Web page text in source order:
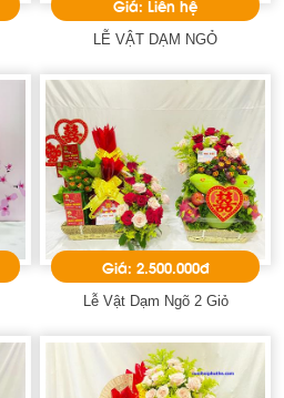
Giá: Liên hệ
LỄ VẬT DẠM NGỎ
Giá: 2.500.000đ
Lễ Vật Dạm Ngõ 2 Giỏ